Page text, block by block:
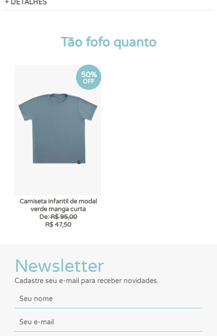
+ DETALHES
Tão fofo quanto
50%
OFF
Camiseta infantil de modal
verde manga curta
De:R$ 95,00
R$ 47,50
Newsletter
Cadastre seu e-mail para receber novidades.